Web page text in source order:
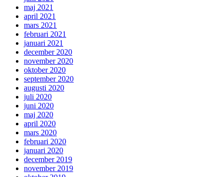
maj 2021
april 2021
mars 2021
februari 2021
januari 2021
december 2020
november 2020
oktober 2020
september 2020
augusti 2020
juli 2020
juni 2020
maj 2020
april 2020
mars 2020
februari 2020
januari 2020
december 2019
november 2019